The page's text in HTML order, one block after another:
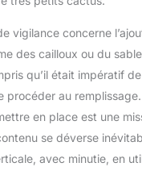
vigilance concerne
des cailloux ou du sable
qu’il était impératif
procéder au
en place est une
se déverse
avec minutie, en